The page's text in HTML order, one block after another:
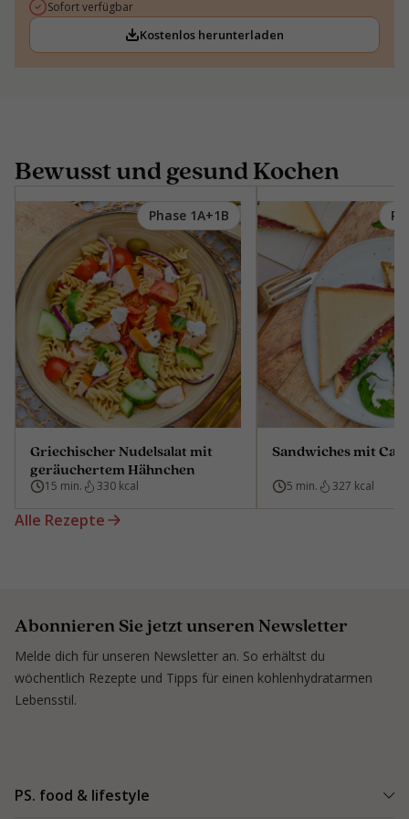
Sofort verfügbar
Kostenlos herunterladen
Bewusst und gesund Kochen
Phase 1A+1B
Griechischer Nudelsalat mit
geräuchertem Hähnchen
15 min. 330 kcal
Sandwiches mit
5 min. 327 kcal
Alle Rezepte
Abonnieren Sie jetzt unseren Newsletter
Melde dich für unseren Newsletter an. So erhältst du
wöchentlich Rezepte und Tipps für einen kohlenhydratarmen
Lebensstil.
PS. food & lifestyle